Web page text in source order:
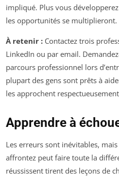
impliqué. Plus vous
les opportunités se multiplieront.
À retenir : Contactez trois
LinkedIn ou par email.
parcours professionnel lors
plupart des gens sont prêts à
les approchent
Apprendre à
Les erreurs sont inévitables,
affrontez peut faire toute la
réussissent tirent des leçons de